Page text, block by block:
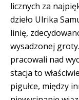
licznych za
dzieło Ulrika
linię,
wysadzonej
pracowali nad
stacja to
pigułce, między